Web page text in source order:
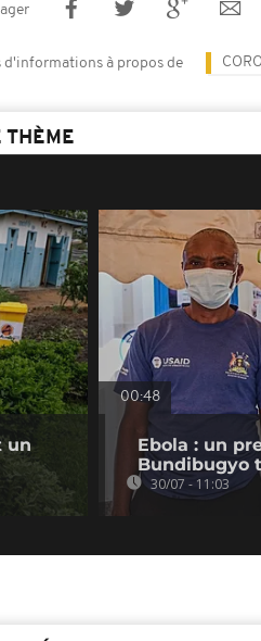
d'informations à propos de
THÈME
un
00:48
Ebola : un
Bundibugyo
30/07 - 11:03